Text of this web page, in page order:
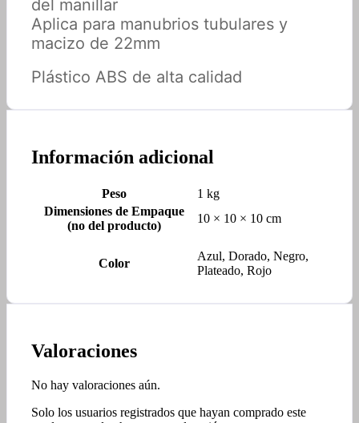
del manillar
Aplica para manubrios tubulares y
macizo de 22mm
Plástico ABS de alta calidad
Información adicional
Peso
1 kg
Dimensiones de Empaque
(no del producto)
10 × 10 × 10 cm
Color
Azul, Dorado, Negro,
Plateado, Rojo
Valoraciones
No hay valoraciones aún.
Solo los usuarios registrados que hayan comprado este